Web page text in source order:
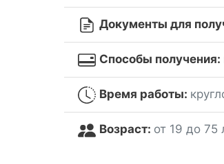
Документы для
Способы получения:
Время работы:
Возраст: от 19 до 75